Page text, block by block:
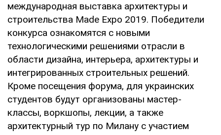
международная выставка архитектуры и
строительства Made Expo 2019. Победители
конкурса ознакомятся с новыми
технологическими решениями отрасли в
области дизайна, интерьера, архитектуры и
интегрированных строительных решений.
Кроме посещения форума, для украинских
студентов будут организованы мастер-
классы, воркшопы, лекции, а также
архитектурный тур по Милану с участием